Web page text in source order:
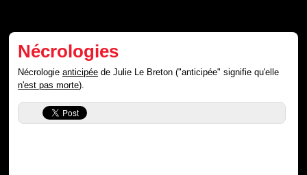
Nécrologies
Nécrologieanticipée de Julie Le Breton ("anticipée" signifie qu'elle
n'est pas morte).